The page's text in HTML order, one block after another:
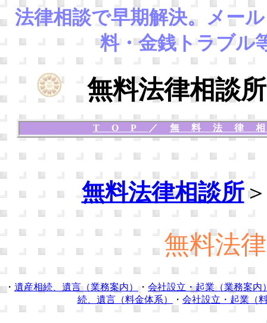
法律相談で早期解決。 メー
料・金銭トラブル
無料法律相談所
TOP ／ 無料法律
無料法律相談所
無料法
・ 遺産相続、遺言（業務案内） ・ 会社設立・起業（業務案内
続、遺言（料金体系）
・ 会社設立・起業（